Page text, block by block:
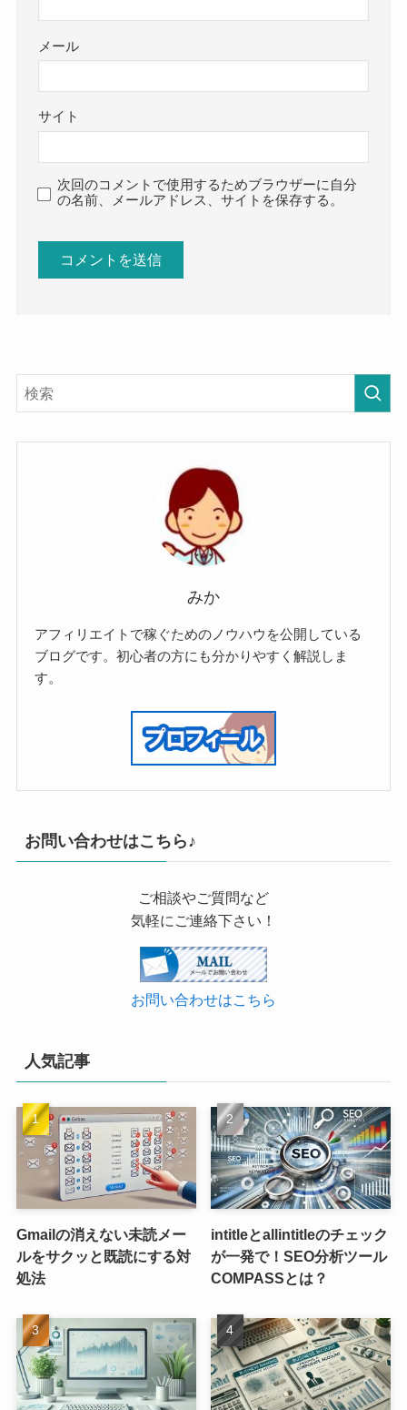
メール
サイト
次回のコメントで使用するためブラウザーに自分
の名前、メールアドレス、サイトを保存する。
みか
アフィリエイトで稼ぐためのノウハウを公開している
ブログです。初心者の方にも分かりやすく解説しま
す。
お問い合わせはこちら♪
ご相談やご質問など
気軽にご連絡下さい！
お問い合わせはこちら
人気記事
Gmailの消えない未読メー
ルをサクッと既読にする対
処法
intitleとallintitleのチェック
が一発で！SEO分析ツール
COMPASSとは？